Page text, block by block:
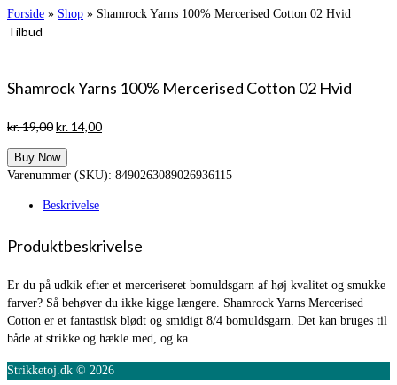
Forside » Shop » Shamrock Yarns 100% Mercerised Cotton 02 Hvid
Tilbud
Shamrock Yarns 100% Mercerised Cotton 02 Hvid
kr.19,00Den
pris
var:
kr. 14,00Den
er:
Buy Now
Varenummer (SKU): 8490263089026936115
Beskrivelse
Produktbeskrivelse
Er du på udkik efter et merceriseret bomuldsgarn af høj kvalitet og smukke
farver? Så behøver du ikke kigge længere. Shamrock Yarns Mercerised
Cotton er et fantastisk blødt og smidigt 8/4 bomuldsgarn. Det kan bruges til
både at strikke og hækle med, og ka
Strikketoj.dk © 2026